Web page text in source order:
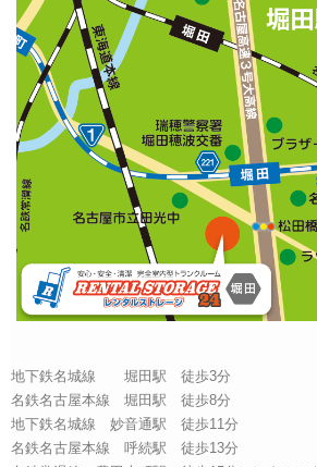
地下鉄名城線 堀田駅 徒歩3分
名鉄名古屋本線 堀田駅 徒歩8分
地下鉄名城線 妙音通駅 徒歩11分
名鉄名古屋本線 呼続駅 徒歩13分